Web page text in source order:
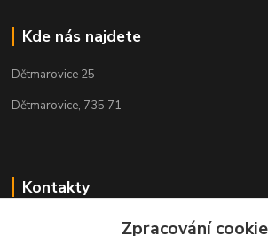
Kde nás najdete
Dětmarovice 25
Dětmarovice, 735 71
Kontakty
+420 731 444 327Zpracování